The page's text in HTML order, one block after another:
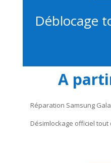
Déblocage
A
Réparation Samsung
Désimlockage officiel